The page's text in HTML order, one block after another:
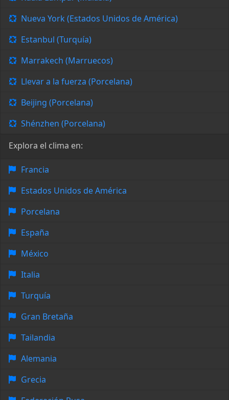
Nueva York (Estados Unidos de América)
Estanbul (Turquía)
Marrakech (Marruecos)
Llevar a la fuerza (Porcelana)
Beijing (Porcelana)
Shénzhen (Porcelana)
Explora el clima en:
Francia
Estados Unidos de América
Porcelana
España
México
Italia
Turquía
Gran Bretaña
Tailandia
Alemania
Grecia